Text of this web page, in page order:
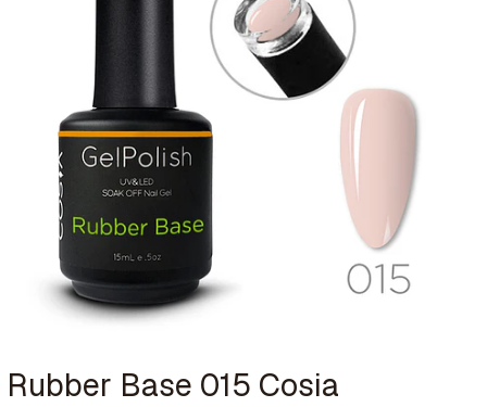
Rubber Base 015 Cosia